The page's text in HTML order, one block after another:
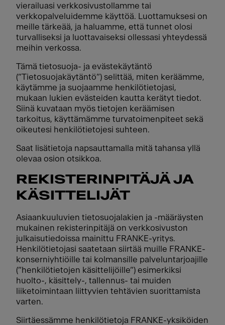
vierailuasi verkkosivustollamme tai
verkkopalveluidemme käyttöä. Luottamuksesi on
meille tärkeää, ja haluamme, että tunnet olosi
turvalliseksi ja luottavaiseksi ollessasi yhteydessä
meihin verkossa.
Tämä tietosuoja- ja evästekäytäntö
(”Tietosuojakäytäntö”) selittää, miten keräämme,
käytämme ja suojaamme henkilötietojasi,
mukaan lukien evästeiden kautta kerätyt tiedot.
Siinä kuvataan myös tietojen keräämisen
tarkoitus, käyttämämme turvatoimenpiteet sekä
oikeutesi henkilötietojesi suhteen.
Saat lisätietoja napsauttamalla mitä tahansa yllä
olevaa osion otsikkoa.
REKISTERINPITÄJÄ JA
KÄSITTELIJÄT
Asiaankuuluvien tietosuojalakien ja -määräysten
mukainen rekisterinpitäjä on verkkosivuston
julkaisutiedoissa mainittu FRANKE-yritys.
Henkilötietojasi saatetaan siirtää muille FRANKE-
konserniyhtiöille tai kolmansille palveluntarjoajille
(”henkilötietojen käsittelijöille”) esimerkiksi
huolto-, käsittely-, tallennus- tai muiden
liiketoimintaan liittyvien tehtävien suorittamista
varten.
Siirtäessämme henkilötietoja FRANKE-yksiköiden